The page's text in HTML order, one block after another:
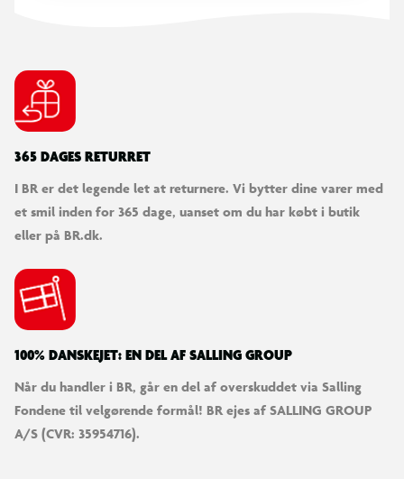
365 DAGES RETURRET
I BR er det legende let at returnere. Vi bytter dine varer med
et smil inden for 365 dage, uanset om du har købt i butik
eller på BR.dk.
100% DANSKEJET: EN DEL AF SALLING GROUP
Når du handler i BR, går en del af overskuddet via Salling
Fondene til velgørende formål! BR ejes af SALLING GROUP
A/S (CVR: 35954716).